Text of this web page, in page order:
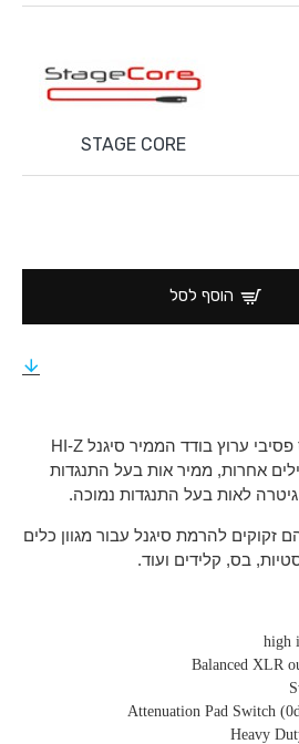
STAGE CORE
הוסף לסל
ה-DB-3 הוא דיירקט בוקס פסיבי ערוץ בודד הממיר סיגנל HI-Z
מיר אות בעל התנגדות
לאות בעל התנגדות נמוכה.
זקוקים להרמת סיגנל עבור מגוון כלים
בס, קלידים ועוד.
Balanced XLR
Attenuation Pad Switch
Heavy